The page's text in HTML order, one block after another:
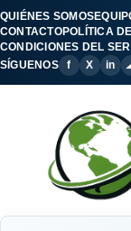
QUIÉNES SOMOS
CONTACTOPOLÍTICA
CONDICIONES DEL
SÍGUENOS
f X in